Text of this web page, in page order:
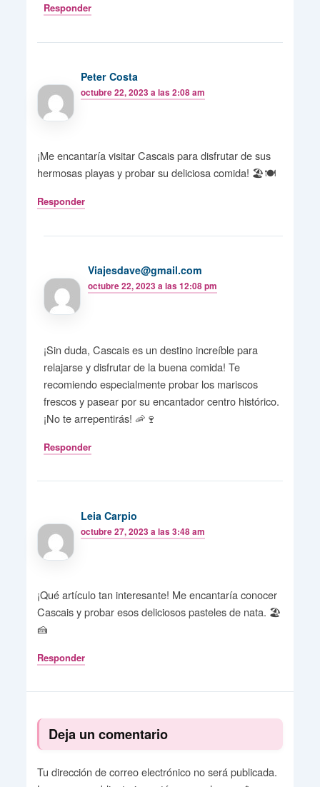
Responder
Peter Costa
octubre 22, 2023 a las 2:08 am
¡Me encantaría visitar Cascais para disfrutar de sus
hermosas playas y probar su deliciosa comida! 🏖️🍽️
Responder
Viajesdave@gmail.com
octubre 22, 2023 a las 12:08 pm
¡Sin duda, Cascais es un destino increíble para
relajarse y disfrutar de la buena comida! Te
recomiendo especialmente probar los mariscos
frescos y pasear por su encantador centro histórico.
¡No te arrepentirás! 🦐🍷
Responder
Leia Carpio
octubre 27, 2023 a las 3:48 am
¡Qué artículo tan interesante! Me encantaría conocer
Cascais y probar esos deliciosos pasteles de nata. 🏖️
🍰
Responder
Deja un comentario
Tu dirección de correo electrónico no será publicada.